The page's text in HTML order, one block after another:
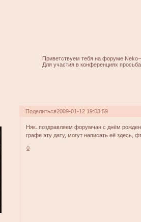
Приветствуем тебя на форуме
Для участия в конференциях
Поделиться2009-01-12 19:03:59
Няк..поздравляем форумчан с днём
графе эту дату, могут написать её здесь,
0